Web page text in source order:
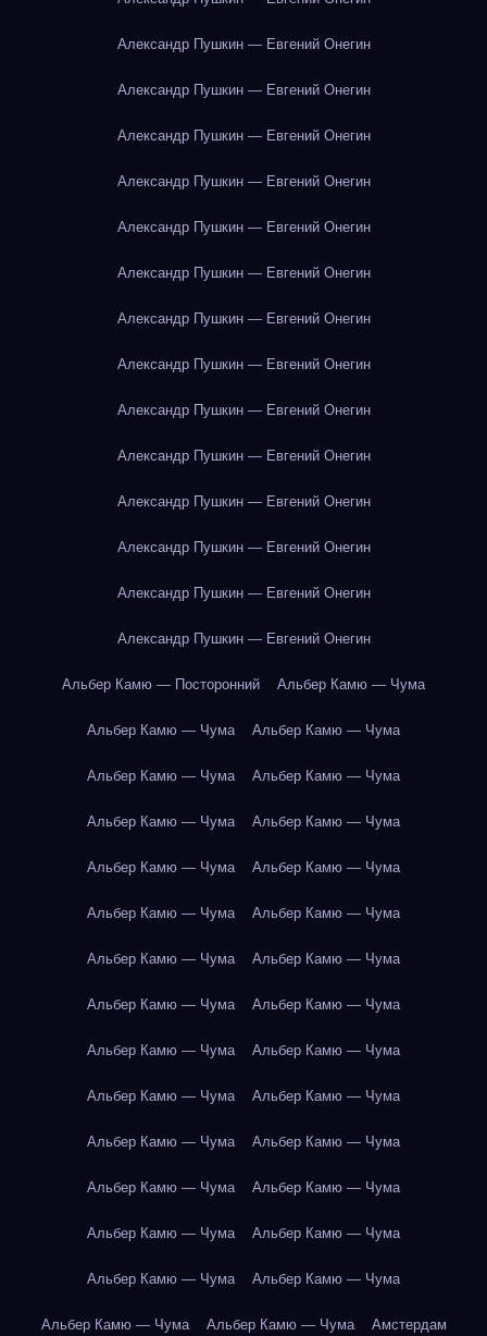
Александр Пушкин — Евгений Онегин
Александр Пушкин — Евгений Онегин
Александр Пушкин — Евгений Онегин
Александр Пушкин — Евгений Онегин
Александр Пушкин — Евгений Онегин
Александр Пушкин — Евгений Онегин
Александр Пушкин — Евгений Онегин
Александр Пушкин — Евгений Онегин
Александр Пушкин — Евгений Онегин
Александр Пушкин — Евгений Онегин
Александр Пушкин — Евгений Онегин
Александр Пушкин — Евгений Онегин
Александр Пушкин — Евгений Онегин
Александр Пушкин — Евгений Онегин
Альбер Камю — Посторонний Альбер Камю — Чума
Альбер Камю — Чума Альбер Камю — Чума
Альбер Камю — Чума Альбер Камю — Чума
Альбер Камю — Чума Альбер Камю — Чума
Альбер Камю — Чума Альбер Камю — Чума
Альбер Камю — Чума Альбер Камю — Чума
Альбер Камю — Чума Альбер Камю — Чума
Альбер Камю — Чума Альбер Камю — Чума
Альбер Камю — Чума Альбер Камю — Чума
Альбер Камю — Чума Альбер Камю — Чума
Альбер Камю — Чума Альбер Камю — Чума
Альбер Камю — Чума Альбер Камю — Чума
Альбер Камю — Чума Альбер Камю — Чума
Альбер Камю — Чума Альбер Камю — Чума
Альбер Камю — Чума Альбер Камю — Чума Амстердам